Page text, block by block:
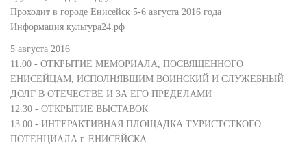
Проходит в городе Енисейск 5-6 августа 2016 года
Информация культура24.рф
5 августа 2016
11.00 - ОТКРЫТИЕ МЕМОРИАЛА, ПОСВЯЩЕННОГО
ЕНИСЕЙЦАМ, ИСПОЛНЯВШИМ ВОИНСКИЙ И СЛУЖЕБНЫЙ
ДОЛГ В ОТЕЧЕСТВЕ И ЗА ЕГО ПРЕДЕЛАМИ
12.30 - ОТКРЫТИЕ ВЫСТАВОК
13.00 - ИНТЕРАКТИВНАЯ ПЛОЩАДКА ТУРИСТСТКОГО
ПОТЕНЦИАЛА г. ЕНИСЕЙСКА